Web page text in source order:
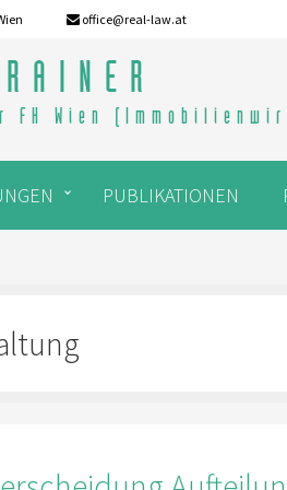
office@real-law.at
FH Wien
PUBLIKATIONEN